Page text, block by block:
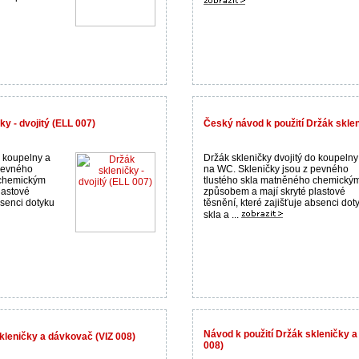
- dvojitý (ELL 007)
a
dotyku
Český návod k použití Držák
Držák skleničky dvojitý do
na WC. Skleničky jsou z pevného
tlustého skla matněného
způsobem a mají skryté plastové
těsnění, které zajišťuje absenci
skla a ...
a dávkovač (VIZ 008)
Návod k použití Držák skleničky
008)